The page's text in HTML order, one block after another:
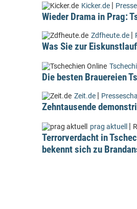
Kicker.de |
Wieder Drama in Prag:
Zdfheute.de |
Was Sie zur
Die besten Brauereien
Zeit.de |
Zehntausende
prag aktuell |
Terrorverdacht in
bekennt sich zu